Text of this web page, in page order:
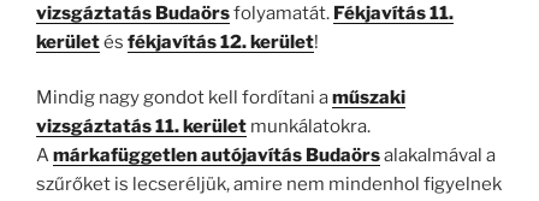
vizsgáztatás Budaörsfolyamatát. Fékjavítás 11.
kerületés fékjavítás 12. kerület!
Mindig nagy gondot kell fordítani aműszaki
vizsgáztatás 11. kerület munkálatokra.
Amárkafüggetlen autójavítás Budaörsalakalmával a
szűrőket is lecseréljük, amire nem mindenhol figyelnek